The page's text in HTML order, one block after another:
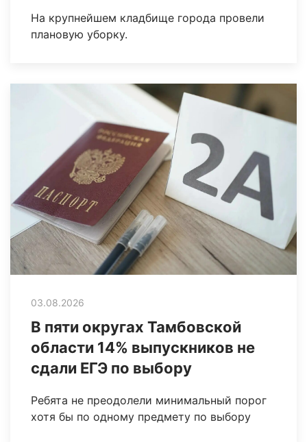
На крупнейшем кладбище города провели
плановую уборку.
03.08.2026
В пяти округах Тамбовской
области 14% выпускников не
сдали ЕГЭ по выбору
Ребята не преодолели минимальный порог
хотя бы по одному предмету по выбору